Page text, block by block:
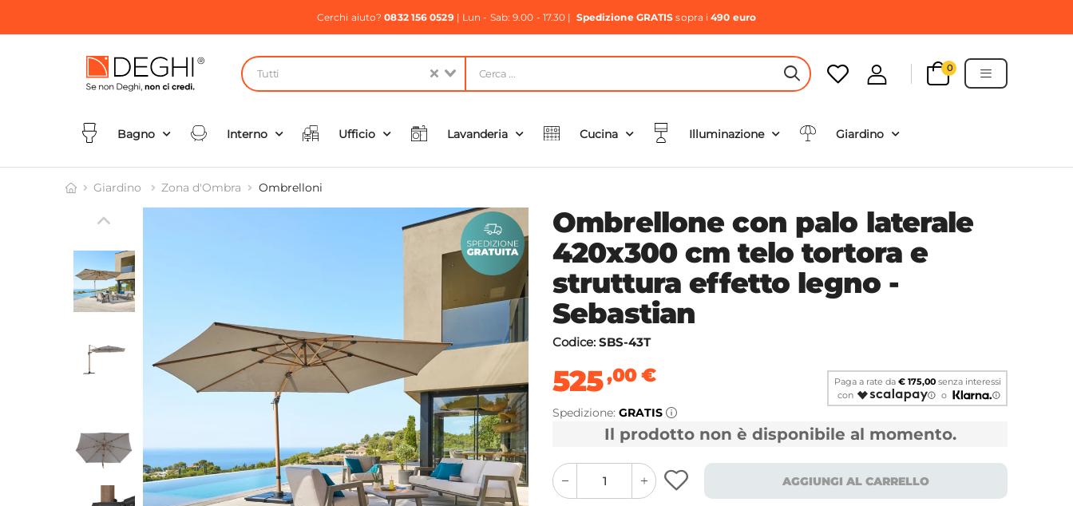
Cerchi aiuto?0832 156 0529| Lun - Sab: 9.00 - 17.30 | Spedizione GRATIS sopra i490 euro
Tutti HEADER SEARCH BUTTON
0
Bagno Interno Ufficio Lavanderia Cucina Illuminazione Giardino
Giardino Zona d'Ombra Ombrelloni
Ombrellone con palo laterale
420x300 cm telo tortora e
struttura effetto legno -
Sebastian
Codice: SBS-43T
525,00€
Spedizione: GRATIS
Paga a rate da € 175,00senza interessi
con
o
Il prodotto non è disponibile al momento.
quantity
button
quantity
minus
button
AGGIUNGI AL CARRELLO